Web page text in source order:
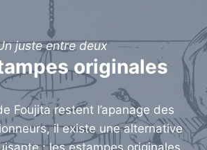
juste entre deux
originales
Foujita restent l’apanage des
il existe une alternative